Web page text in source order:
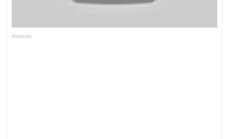
Anuncios.